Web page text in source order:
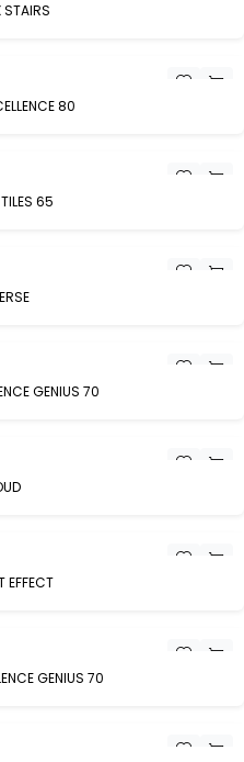
STAIRS
80
65
GENIUS 70
EFFECT
GENIUS 70